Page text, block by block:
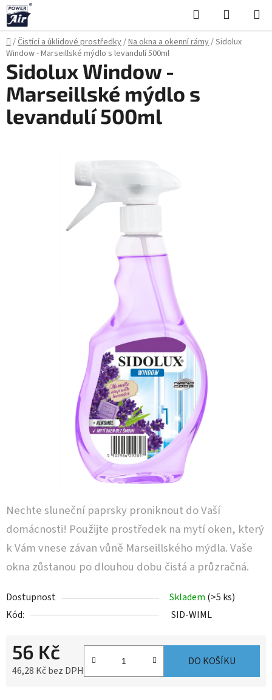
Přejít
na
obsah
Hledat
KOŠÍK
Domů
/Čistící a úklidové prostředky/Na okna a okenní rámy/Sidolux
Window - Marseillské mýdlo s levandulí 500ml
Nechte sluneční paprsky proniknout do Vaší
domácnosti! Použijte prostředek na mytí oken, který
k Vám vnese závan vůně Marseillského mýdla. Vaše
okna zůstanou po dlouhou dobu čistá a průzračná.
Dostupnost Skladem (>5 ks)
Kód:
SID-WIML
56 Kč
46,28 Kč bez DPH
DO KOŠÍKU
Sidolux Window -
Marseillské mýdlo s
levandulí 500ml